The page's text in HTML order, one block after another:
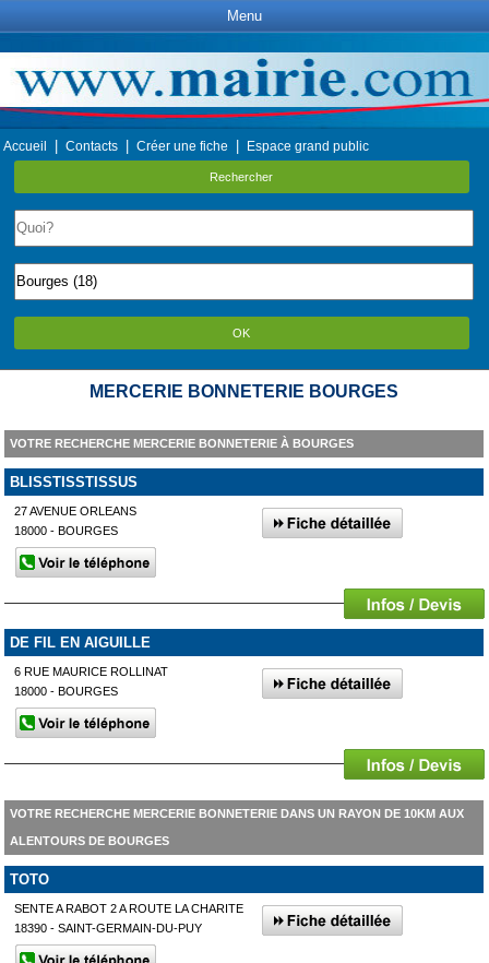
Menu
Accueil Contacts Créer une fiche Espace grand public
Rechercher
OK
MERCERIE BONNETERIE BOURGES
VOTRE RECHERCHE MERCERIE BONNETERIE À BOURGES
BLISSTISSTISSUS
27 AVENUE ORLEANS
18000 - BOURGES
DE FIL EN AIGUILLE
6 RUE MAURICE ROLLINAT
18000 - BOURGES
VOTRE RECHERCHE MERCERIE BONNETERIE DANS UN RAYON DE 10KM AUX
ALENTOURS DE BOURGES
TOTO
SENTE A RABOT 2 A ROUTE LA CHARITE
18390 - SAINT-GERMAIN-DU-PUY